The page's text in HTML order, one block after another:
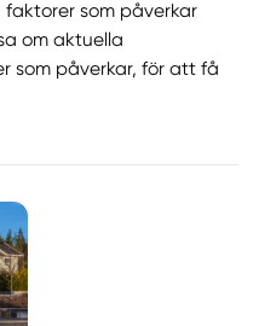
som påverkar
om aktuella
som påverkar, för att få